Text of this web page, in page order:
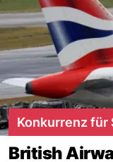
Konkurrenz für
British